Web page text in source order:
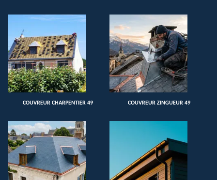
COUVREUR CHARPENTIER 49 COUVREUR ZINGUEUR 49